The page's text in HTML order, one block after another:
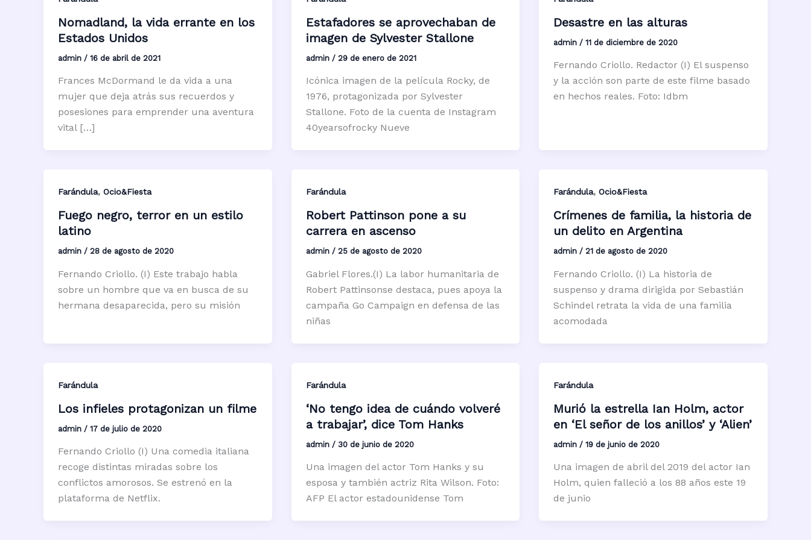
Nomadland, la vida errante en los
Estados Unidos
admin / 16 de abril de 2021
Frances McDormand le da vida a una
mujer que deja atrás sus recuerdos y
posesiones para emprender una aventura
vital […]
Estafadores se aprovechaban de
imagen de Sylvester Stallone
admin / 29 de enero de 2021
Icónica imagen de la película Rocky, de
1976, protagonizada por Sylvester
Stallone. Foto de la cuenta de Instagram
40yearsofrocky Nueve
Desastre en las alturas
admin /11 de diciembre de 2020
Fernando Criollo. Redactor (I) El suspenso
y la acción son parte de este filme basado
en hechos reales. Foto: Idbm
Farándula, Ocio&Fiesta
Fuego negro, terror en un estilo
latino
admin / 28 de agosto de 2020
Fernando Criollo. (I) Este trabajo habla
sobre un hombre que va en busca de su
hermana desaparecida, pero su misión
Farándula
Robert Pattinson pone a su
carrera en ascenso
admin / 25 de agosto de 2020
Gabriel Flores.(I) La labor humanitaria de
Robert Pattinsonse destaca, pues apoya la
campaña Go Campaign en defensa de las
niñas
Farándula,Ocio&Fiesta
Crímenes de familia, la historia de
un delito en Argentina
admin/21 de agosto de 2020
Fernando Criollo. (I) La historia de
suspenso y drama dirigida por Sebastián
Schindel retrata la vida de una familia
acomodada
Farándula
Los infieles protagonizan un filme
admin / 17 de julio de 2020
Fernando Criollo (I) Una comedia italiana
recoge distintas miradas sobre los
conflictos amorosos. Se estrenó en la
plataforma de Netflix.
Farándula
‘No tengo idea de cuándo volveré
a trabajar’, dice Tom Hanks
admin / 30 de junio de 2020
Una imagen del actor Tom Hanks y su
esposa y también actriz Rita Wilson. Foto:
AFP El actor estadounidense Tom
Farándula
Murió la estrella Ian Holm, actor
en ‘El señor de los anillos’ y ‘Alien’
admin /19 de junio de 2020
Una imagen de abril del 2019 del actor Ian
Holm, quien falleció a los 88 años este 19
de junio